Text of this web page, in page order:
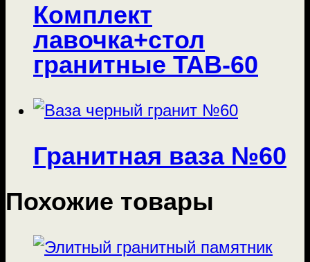
Комплект
лавочка+стол
гранитные TAB-60
Гранитная ваза №60
Похожие товары